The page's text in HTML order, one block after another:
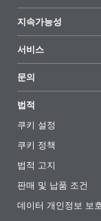
모든제품
하이라이트
뉴스
언론 및 미디어
소재지 및 판매점
전시회 및 이벤트
지속가능성
지속가능한 제품
성공 사례
EcoVadis
인증서
서비스
추천 배합
기사
전자책
규제 현황
첨가제 안내 앱
동영상
다운로드
문의
법적
쿠키 설정
쿠키 정책
법적 고지
판매 및 납품 조건
데이터 개인정보 보